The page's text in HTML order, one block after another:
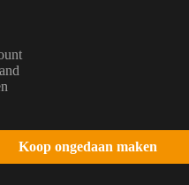
Koop ongedaan maken